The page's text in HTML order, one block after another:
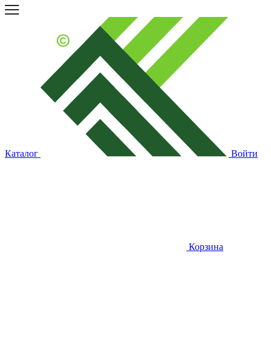
Каталог Войти
Корзина